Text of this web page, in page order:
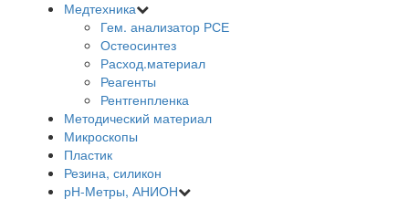
Медтехника
Гем. анализатор РСЕ
Остеосинтез
Расход.материал
Реагенты
Рентгенпленка
Методический материал
Микроскопы
Пластик
Резина, силикон
рН-Метры, АНИОН